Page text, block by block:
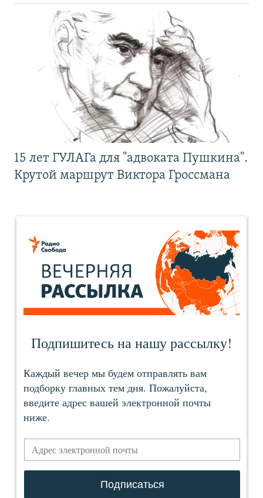
15 лет ГУЛАГа для "адвоката Пушкина".
Крутой маршрут Виктора Гроссмана